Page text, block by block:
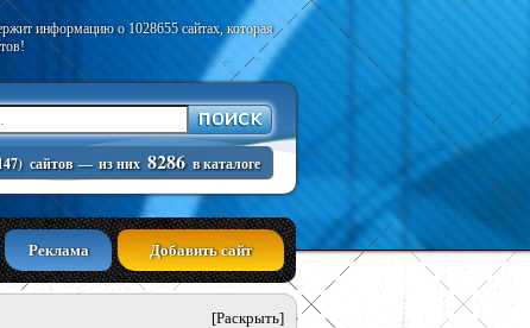
информацию о 1028655 сайтах, которая
сайтов — из них 8286 в каталоге
Реклама Добавить сайт
[Раскрыть]